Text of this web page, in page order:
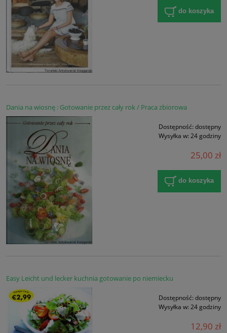
do koszyka
Dania na wiosnę : Gotowanie przez cały rok / Praca zbiorowa
Dostępność: dostępny
Wysyłka w: 24 godziny
25,00 zł
do koszyka
Easy Leicht und lecker kuchnia gotowanie po niemiecku
Dostępność: dostępny
Wysyłka w: 24 godziny
12,90 zł